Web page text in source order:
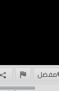
مفضل